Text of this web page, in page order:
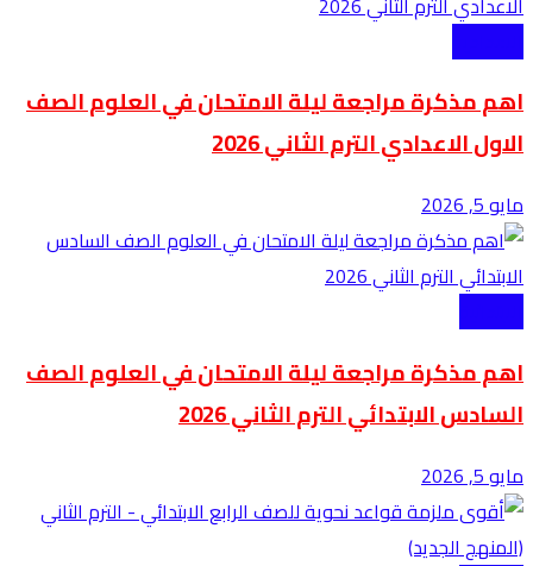
اهم مذكرة مراجعة ليلة الامتحان في العلوم الصف
الاول الاعدادي الترم الثاني 2026
مايو 5, 2026
اهم مذكرة مراجعة ليلة الامتحان في العلوم الصف
السادس الابتدائي الترم الثاني 2026
مايو 5, 2026